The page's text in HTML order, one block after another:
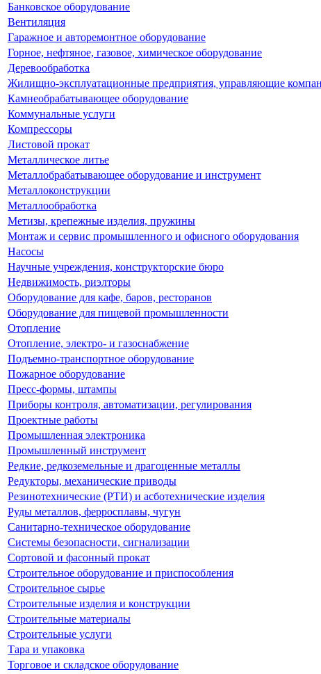
Банковское оборудование
Вентиляция
Гаражное и авторемонтное оборудование
Горное, нефтяное, газовое, химическое оборудование
Деревообработка
Жилищно-эксплуатационные предприятия, управляющие
Камнеобрабатывающее оборудование
Коммунальные услуги
Компрессоры
Листовой прокат
Металлическое литье
Металлобрабатывающее оборудование и инструмент
Металлоконструкции
Металлообработка
Метизы, крепежные изделия, пружины
Монтаж и сервис промышленного и офисного оборудования
Насосы
Научные учреждения, конструкторские бюро
Недвижимость, риэлторы
Оборудование для кафе, баров, ресторанов
Оборудование для пищевой промышленности
Отопление
Отопление, электро- и газоснабжение
Подъемно-транспортное оборудование
Пожарное оборудование
Пресс-формы, штампы
Приборы контроля, автоматизации, регулирования
Проектные работы
Промышленная электроника
Промышленный инструмент
Редкие, редкоземельные и драгоценные металлы
Редукторы, механические приводы
Резинотехнические (РТИ) и асботехнические изделия
Руды металлов, ферросплавы, чугун
Санитарно-техническое оборудование
Системы безопасности, сигнализации
Сортовой и фасонный прокат
Строительное оборудование и приспособления
Строительное сырье
Строительные изделия и конструкции
Строительные материалы
Строительные услуги
Тара и упаковка
Торговое и складское оборудование